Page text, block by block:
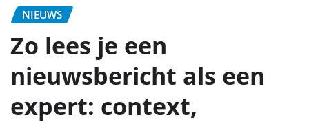
NIEUWS
Zo lees je een
nieuwsbericht als een
expert: context,